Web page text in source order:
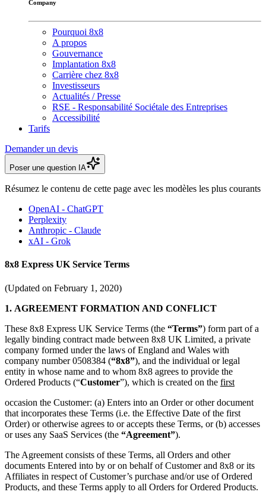
Company
Pourquoi 8x8
A propos
Gouvernance
Implantation 8x8
Carrière chez 8x8
Investisseurs
Actualités / Presse
RSE - Responsabilité Sociétale des Entreprises
Accessibilité
Tarifs
Demander un devis
Poser une question IA
Résumez le contenu de cette page avec les modèles les plus courants
OpenAI - ChatGPT
Perplexity
Anthropic - Claude
xAI - Grok
8x8 Express UK Service Terms
(Updated on February 1, 2020)
1. AGREEMENT FORMATION AND CONFLICT
These 8x8 Express UK Service Terms (the “Terms”) form part of a
legally binding contract made between 8x8 UK Limited, a private
company formed under the laws of England and Wales with
company number 0508384 (“8x8”), and the individual or legal
entity in whose name and to whom 8x8 agrees to provide the
Ordered Products (“Customer”), which is created on the first
occasion the Customer: (a) Enters into an Order or other document
that incorporates these Terms (i.e. the Effective Date of the first
Order) or otherwise agrees to or accepts these Terms, or (b) accesses
or uses any SaaS Services (the “Agreement”).
The Agreement consists of these Terms, all Orders and other
documents Entered into by or on behalf of Customer and 8x8 or its
Affiliates in respect of Customer’s purchase and/or use of Ordered
Products, and these Terms apply to all Orders for Ordered Products.